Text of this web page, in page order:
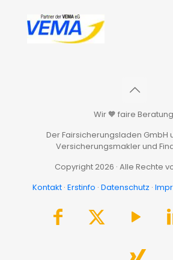
Wir 🧡 faire
Der Fairsicherungsladen GmbH
Versicherungsmakler und
Copyright 2026 · Alle Rechte
Kontakt · Erstinfo · Datenschutz ·